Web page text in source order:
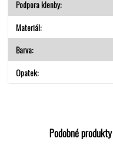
Podpora klenby
Materiál
Barva
Opatek
Podobné produkty